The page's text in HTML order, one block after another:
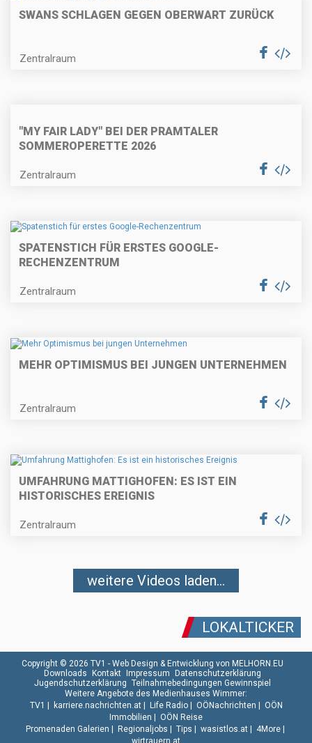
SWANS SCHLAGEN GEGEN OBERWART ZURÜCK
Zentralraum
"MY FAIR LADY" BEI DER PRAMTALER
SOMMEROPERETTE 2026
Zentralraum
SPATENSTICH FÜR ERSTES GOOGLE-
RECHENZENTRUM
Zentralraum
MEHR OPTIMISMUS BEI JUNGEN UNTERNEHMEN
Zentralraum
UMFAHRUNG MATTIGHOFEN: ES IST EIN
HISTORISCHES EREIGNIS
Zentralraum
weitere Videos laden...
LOKALTICKER
Copyright © 2026 TV1 - Web Design & Entwicklung von MELHORN.EU
Downloads
Kontakt Impressum
Datenschutzerklärung
Jugendschutzerklärung Teilnahmebedingungen Gewinnspiel
Weitere Angebote des Medienhauses Wimmer:
TV1
karriere.nachrichten.at| Life Radio| OÖNachrichten
OÖN
Immobilien
OÖN Reise
Promenaden Galerien
Regionaljobs Tips wasistlos.at| 4More|
wirtrauern.at